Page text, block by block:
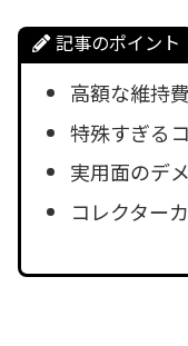
記事のポイント
高額な維持
特殊すぎる
実用面のデ
コレクター